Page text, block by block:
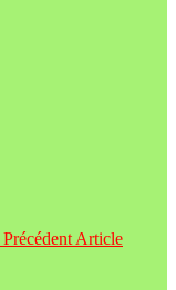
Précédent Article